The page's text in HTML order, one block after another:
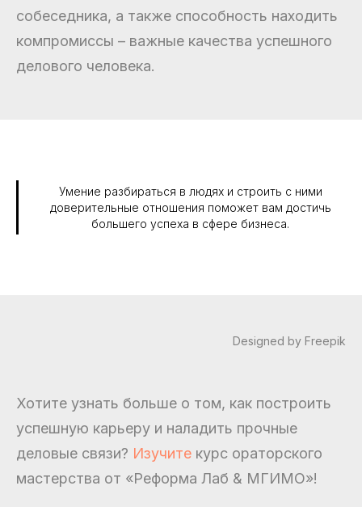
собеседника, а также способность находить
компромиссы – важные качества успешного
делового человека.
Умение разбираться в людях и строить с ними
доверительные отношения поможет вам достичь
большего успеха в сфере бизнеса.
Designed by Freepik
Хотите узнать больше о том, как построить
успешную карьеру и наладить прочные
деловые связи? Изучите курс ораторского
мастерства от «Реформа Лаб & МГИМО»!